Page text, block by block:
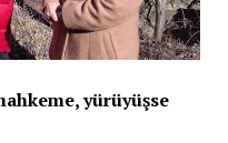
yürüyüşse